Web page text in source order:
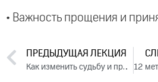
• Важность прощения и
ПРЕДЫДУЩАЯ ЛЕКЦИЯ
Как изменить судьбу и привлечь удачу. День 2. Часть 1 (2024)